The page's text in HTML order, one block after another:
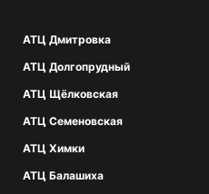
АТЦ Дмитровка
АТЦ Долгопрудный
АТЦ Щёлковская
АТЦ Семеновская
АТЦ Химки
АТЦ Балашиха